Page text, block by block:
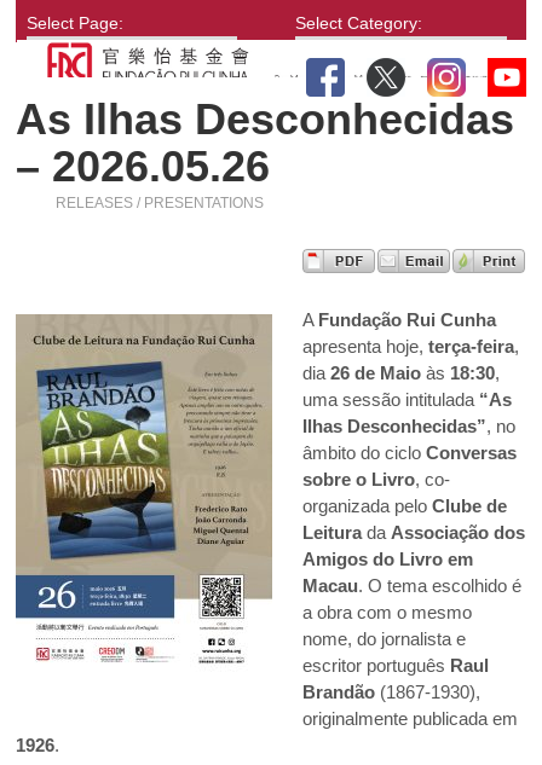
Select Page: Select Category:
As Ilhas Desconhecidas
– 2026.05.26
RELEASES / PRESENTATIONS
A Fundação Rui Cunha
apresenta hoje, terça-feira,
dia 26 de Maioàs 18:30,
uma sessão intitulada “As
Ilhas Desconhecidas”, no
âmbito do ciclo Conversas
sobre o Livro, co-
organizada pelo Clube de
Leiturada Associação dos
Amigos do Livro em
Macau. O tema escolhido é
a obra com o mesmo
nome, do jornalista e
escritor português Raul
Brandão(1867-1930),
originalmente publicada em
1926.